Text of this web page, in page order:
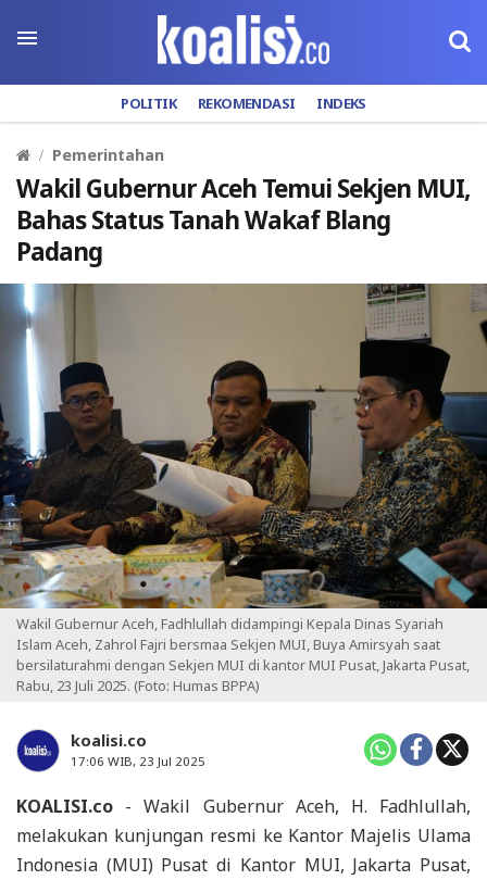
POLITIK REKOMENDASI INDEKS
Pemerintahan
Wakil Gubernur Aceh Temui Sekjen MUI,
Bahas Status Tanah Wakaf Blang
Padang
Wakil Gubernur Aceh, Fadhlullah didampingi Kepala Dinas Syariah
Islam Aceh, Zahrol Fajri bersmaa Sekjen MUI, Buya Amirsyah saat
bersilaturahmi dengan Sekjen MUI di kantor MUI Pusat, Jakarta Pusat,
Rabu, 23 Juli 2025. (Foto: Humas BPPA)
koalisi.co
17:06 WIB, 23 Jul 2025
KOALISI.co - Wakil Gubernur Aceh, H. Fadhlullah,
melakukan kunjungan resmi ke Kantor Majelis Ulama
Indonesia (MUI) Pusat di Kantor MUI, Jakarta Pusat,